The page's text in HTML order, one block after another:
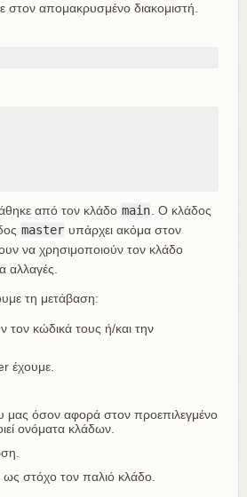
στον απομακρυσμένο διακομιστή.
από τον κλάδο main . Ο κλάδος
master υπάρχει ακόμα στον
να χρησιμοποιούν τον κλάδο
αλλαγές.
τη μετάβαση:
κώδικά τους ή/και την
έχουμε.
μας όσον αφορά στον προεπιλεγμένο
ονόματα κλάδων.
στόχο τον παλιό κλάδο.